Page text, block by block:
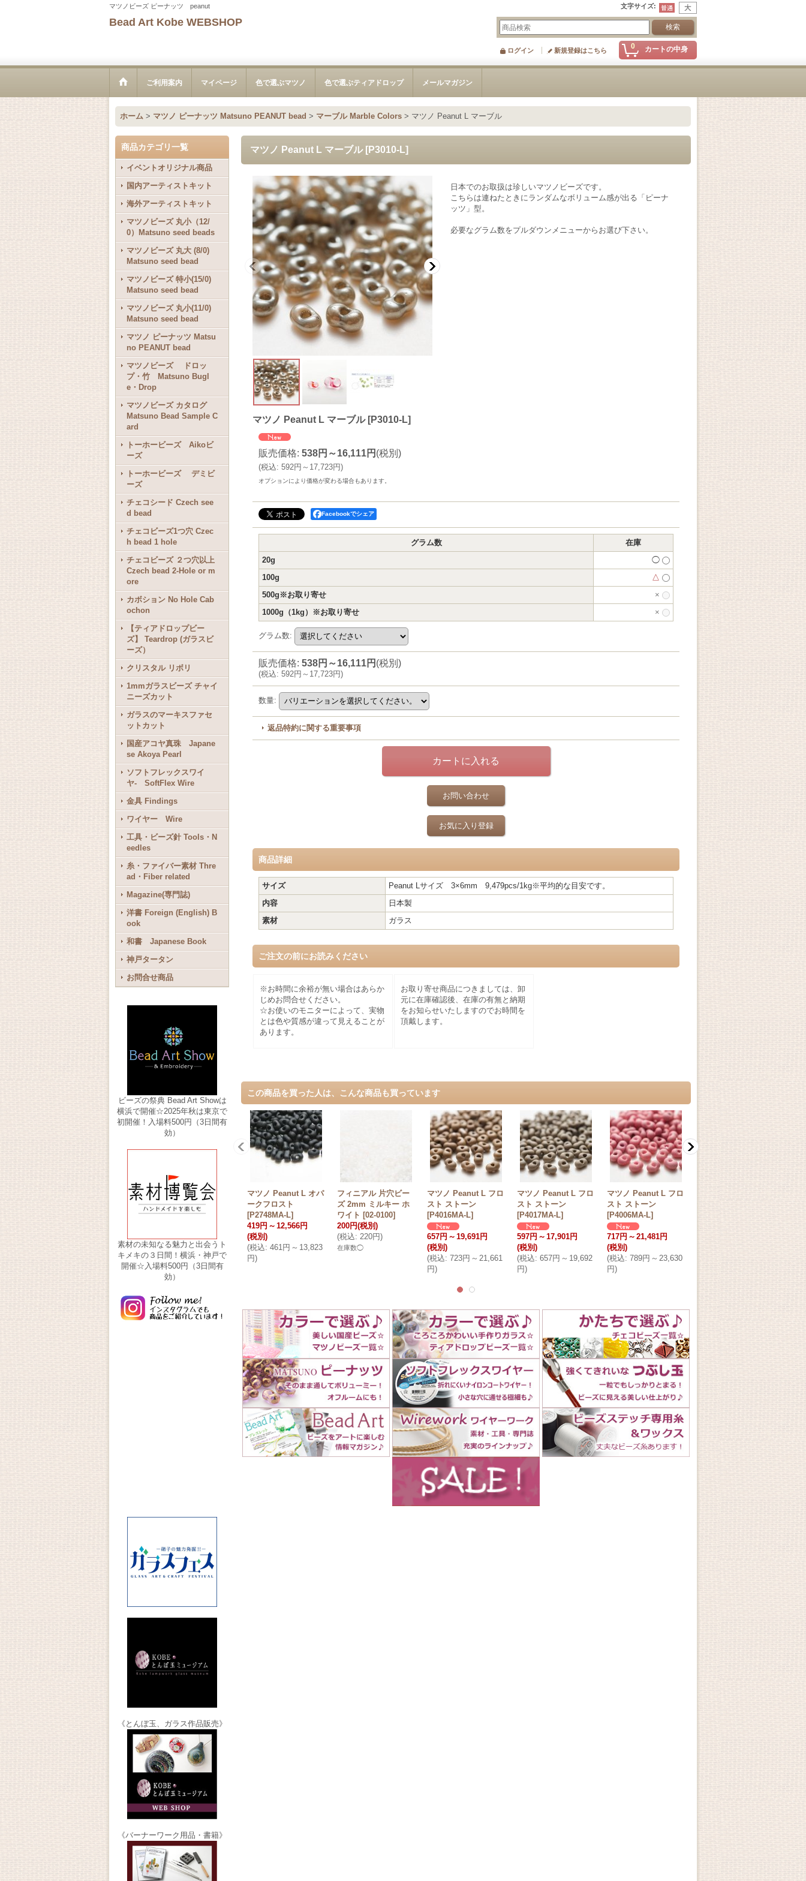
マツノビーズ ピーナッツ peanut 文字サイズ:
Bead Art Kobe WEBSHOP
0 カートの中身
ログイン 新規登録はこちら
ご利用案内 マイページ 色で選ぶマツノ 色で選ぶティアドロップ メールマガジン
ホーム > マツノ ピーナッツ Matsuno PEANUT bead > マーブル Marble Colors > マツノ Peanut L マーブル
商品カテゴリ一覧
イベントオリジナル商品
国内アーティストキット
海外アーティストキット
マツノビーズ 丸小（12/
0）Matsuno seed beads
マツノビーズ 丸大 (8/0)
Matsuno seed bead
マツノビーズ 特小(15/0)
Matsuno seed bead
マツノビーズ 丸小(11/0)
Matsuno seed bead
マツノ ピーナッツ Matsu
no PEANUT bead
マツノビーズ ドロッ
プ・竹 Matsuno Bugl
e・Drop
マツノビーズ カタログ
Matsuno Bead Sample C
ard
トーホービーズ Aikoビ
ーズ
トーホービーズ デミビ
ーズ
チェコシード Czech see
d bead
チェコビーズ1つ穴 Czec
h bead 1 hole
チェコビーズ ２つ穴以上
Czech bead 2-Hole or m
ore
カボション No Hole Cab
ochon
【ティアドロップビー
ズ】 Teardrop (ガラスビ
ーズ）
クリスタル リボリ
1mmガラスビーズ チャイ
ニーズカット
ガラスのマーキスファセ
ットカット
国産アコヤ真珠 Japane
se Akoya Pearl
ソフトフレックスワイ
ヤ- SoftFlex Wire
金具 Findings
ワイヤー Wire
工具・ビーズ針 Tools・N
eedles
糸・ファイバー素材 Thre
ad・Fiber related
Magazine(専門誌)
洋書 Foreign (English) B
ook
和書 Japanese Book
神戸タータン
お問合せ商品
ビーズの祭典 Bead Art Showは
横浜で開催☆2025年秋は東京で
初開催！入場料500円（3日間有
効）
素材の未知なる魅力と出会うト
キメキの３日間！横浜・神戸で
開催☆入場料500円（3日間有
効）
《とんぼ玉、ガラス作品販売》
《バーナーワーク用品・書籍》
マツノ Peanut L マーブル [P3010-L]
日本でのお取扱は珍しいマツノビーズです。
こちらは連ねたときにランダムなボリューム感が出る「ピーナ
ッツ」型。
必要なグラム数をプルダウンメニューからお選び下さい。
マツノ Peanut L マーブル [P3010-L]
販売価格: 538円～16,111円 (税別)
(税込: 592円～17,723円)
オプションにより価格が変わる場合もあります。
Facebookでシェア
グラム数
在庫
20g
◯
100g
△
500g※お取り寄せ
×
1000g（1kg）※お取り寄せ
×
グラム数:
販売価格: 538円～16,111円 (税別)
(税込: 592円～17,723円)
数量:
返品特約に関する重要事項
お問い合わせ
お気に入り登録
商品詳細
サイズ
Peanut Lサイズ 3×6mm 9,479pcs/1kg※平均的な目安です。
内容
日本製
素材
ガラス
ご注文の前にお読みください
※お時間に余裕が無い場合はあらか
じめお問合せください。
☆お使いのモニターによって、実物
とは色や質感が違って見えることが
あります。
お取り寄せ商品につきましては、卸
元に在庫確認後、在庫の有無と納期
をお知らせいたしますのでお時間を
頂戴します。
この商品を買った人は、こんな商品も買っています
マツノ Peanut L オパ
ークフロスト
[P2748MA-L]
419円 ～ 12,566円
(税別)
(税込: 461円 ～ 13,823
円)
フィニアル 片穴ビー
ズ 2mm ミルキー ホ
ワイト [02-0100]
200円(税別)
(税込: 220円)
在庫数◯
マツノ Peanut L フロ
スト ストーン
[P4016MA-L]
657円 ～ 19,691円
(税別)
(税込: 723円 ～ 21,661
円)
マツノ Peanut L フロ
スト ストーン
[P4017MA-L]
597円 ～ 17,901円
(税別)
(税込: 657円 ～ 19,692
円)
マツノ Peanut L フロ
スト ストーン
[P4006MA-L]
717円 ～ 21,481円
(税別)
(税込: 789円 ～ 23,630
円)
税込
)